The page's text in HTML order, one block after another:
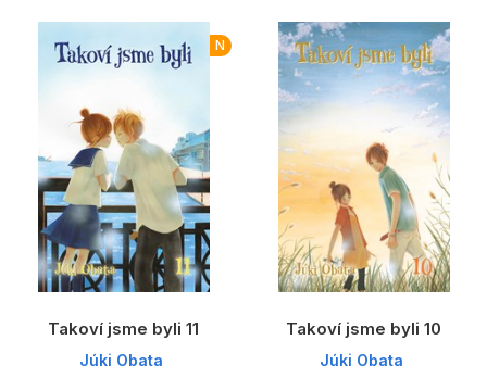
Populárně - naučná pro dospělé
Populárně - naučné pro děti
Předškoláci
Příroda a zahrada
Společnost, politika
Umění a kultura
Young adult
N
Takoví jsme byli 11
Júki Obata
Takoví jsme byli 10
Júki Obata